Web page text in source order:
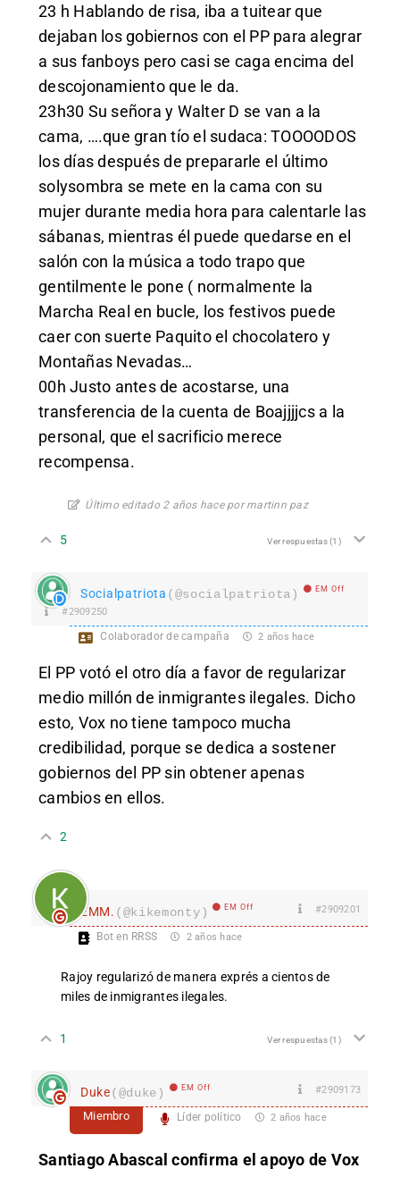
23 h Hablando de risa, iba a tuitear que
dejaban los gobiernos con el PP para alegrar
a sus fanboys pero casi se caga encima del
descojonamiento que le da.
23h30 Su señora y Walter D se van a la
cama, ….que gran tío el sudaca: TOOOODOS
los días después de prepararle el último
solysombra se mete en la cama con su
mujer durante media hora para calentarle las
sábanas, mientras él puede quedarse en el
salón con la música a todo trapo que
gentilmente le pone ( normalmente la
Marcha Real en bucle, los festivos puede
caer con suerte Paquito el chocolatero y
Montañas Nevadas…
00h Justo antes de acostarse, una
transferencia de la cuenta de Boajjjjcs a la
personal, que el sacrificio merece
recompensa.
Último editado 2 años hace por martinn paz
5 Ver respuestas(1)
Socialpatriota (@socialpatriota) EM Off
#2909250
Colaborador de campaña 2 años hace
El PP votó el otro día a favor de regularizar
medio millón de inmigrantes ilegales. Dicho
esto, Vox no tiene tampoco mucha
credibilidad, porque se dedica a sostener
gobiernos del PP sin obtener apenas
cambios en ellos.
2
EMM. (@kikemonty) EM Off #2909201
Bot en RRSS 2 años hace
Rajoy regularizó de manera exprés a cientos de
miles de inmigrantes ilegales.
1 Ver respuestas(1)
Duke(@duke) EM Off #2909173
Miembro Líder político 2 años hace
Santiago Abascal confirma el apoyo de Vox